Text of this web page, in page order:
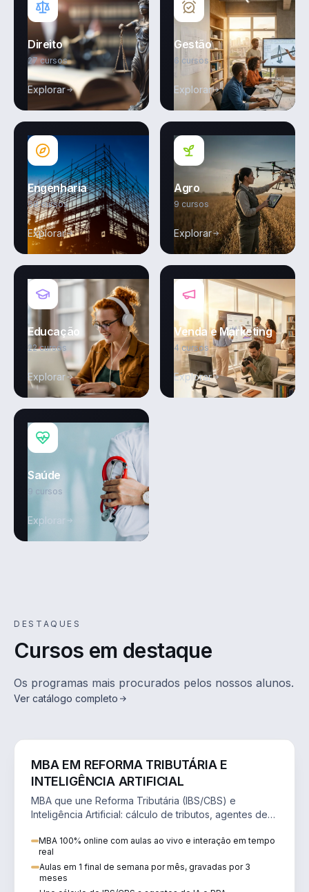
Direito
27 cursos
Explorar
Gestão
6 cursos
Explorar
Engenharia
68 cursos
Explorar
Agro
9 cursos
Explorar
Educação
22 cursos
Explorar
Venda e Marketing
4 cursos
Explorar
Saúde
9 cursos
Explorar
DESTAQUES
Cursos em destaque
Os programas mais procurados pelos nossos alunos.
Ver catálogo completo
MBA EM REFORMA TRIBUTÁRIA E
INTELIGÊNCIA ARTIFICIAL
MBA que une Reforma Tributária (IBS/CBS) e
Inteligência Artificial: cálculo de tributos, agentes de
MBA 100% online com aulas ao vivo e interação em tempo
real
Aulas em 1 final de semana por mês, gravadas por 3
meses